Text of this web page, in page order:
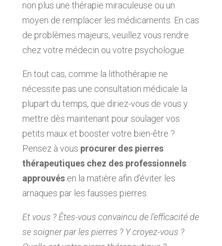
non plus une thérapie miraculeuse ou un
moyen de remplacer les médicaments. En cas
de problèmes majeurs, veuillez vous rendre
chez votre médecin ou votre psychologue.
En tout cas, comme la lithothérapie ne
nécessite pas une consultation médicale la
plupart du temps, que diriez-vous de vous y
mettre dès maintenant pour soulager vos
petits maux et booster votre bien-être ?
Pensez à vous procurer des pierres
thérapeutiques chez des professionnels
approuvésen la matière afin d’éviter les
arnaques par les fausses pierres.
Et vous ? Êtes-vous convaincu de l’efficacité de
se soigner par les pierres ? Y croyez-vous ?